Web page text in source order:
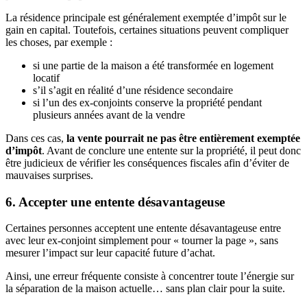
La résidence principale est généralement exemptée d’impôt sur le
gain en capital. Toutefois, certaines situations peuvent compliquer
les choses, par exemple :
si une partie de la maison a été transformée en logement
locatif
s’il s’agit en réalité d’une résidence secondaire
si l’un des ex-conjoints conserve la propriété pendant
plusieurs années avant de la vendre
Dans ces cas, la vente pourrait ne pas être entièrement exemptée
d’impôt. Avant de conclure une entente sur la propriété, il peut donc
être judicieux de vérifier les conséquences fiscales afin d’éviter de
mauvaises surprises.
6. Accepter une entente désavantageuse
Certaines personnes acceptent une entente désavantageuse entre
avec leur ex-conjoint simplement pour « tourner la page », sans
mesurer l’impact sur leur capacité future d’achat.
Ainsi, une erreur fréquente consiste à concentrer toute l’énergie sur
la séparation de la maison actuelle… sans plan clair pour la suite.